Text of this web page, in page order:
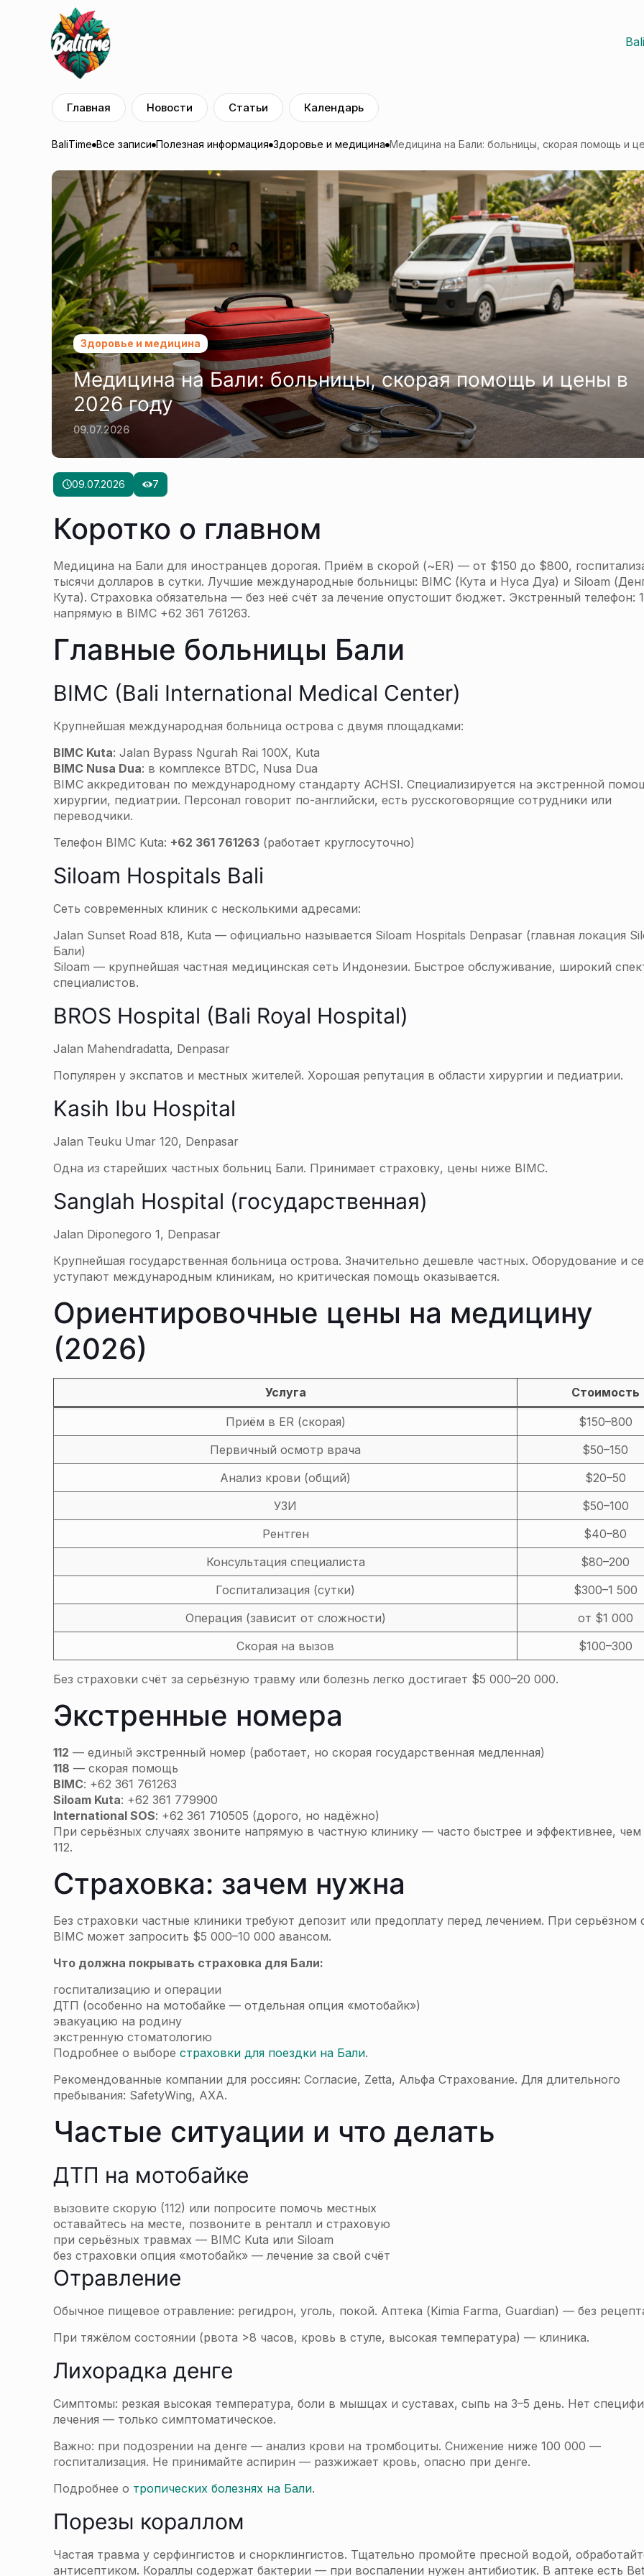
Главная Новости Статьи Календарь
BaliTime Все записи Полезная информация Здоровье и медицина Медицина на Бали: больницы, скорая помощь и
Здоровье и медицина
Медицина на Бали: больницы, скорая помощь и цены в
2026 году
09.07.2026
09.07.2026 7
Коротко о главном
Медицина на Бали для иностранцев дорогая. Приём в скорой (~ER) — от $150 до $800,
тысячи долларов в сутки. Лучшие международные больницы: BIMC (Кута и Нуса Дуа) и Siloam
Кута). Страховка обязательна — без неё счёт за лечение опустошит бюджет. Экстренный телефон:
напрямую в BIMC +62 361 761263.
Главные больницы Бали
BIMC (Bali International Medical Center)
Крупнейшая международная больница острова с двумя площадками:
BIMC Kuta: Jalan Bypass Ngurah Rai 100X, Kuta
BIMC Nusa Dua: в комплексе BTDC, Nusa Dua
BIMC аккредитован по международному стандарту ACHSI. Специализируется на экстренной
хирургии, педиатрии. Персонал говорит по-английски, есть русскоговорящие сотрудники или
переводчики.
Телефон BIMC Kuta: +62 361 761263 (работает круглосуточно)
Siloam Hospitals Bali
Сеть современных клиник с несколькими адресами:
Jalan Sunset Road 818, Kuta — официально называется Siloam Hospitals Denpasar (главная локация
Бали)
Siloam — крупнейшая частная медицинская сеть Индонезии. Быстрое обслуживание, широкий
специалистов.
BROS Hospital (Bali Royal Hospital)
Jalan Mahendradatta, Denpasar
Популярен у экспатов и местных жителей. Хорошая репутация в области хирургии и педиатрии.
Kasih Ibu Hospital
Jalan Teuku Umar 120, Denpasar
Одна из старейших частных больниц Бали. Принимает страховку, цены ниже BIMC.
Sanglah Hospital (государственная)
Jalan Diponegoro 1, Denpasar
Крупнейшая государственная больница острова. Значительно дешевле частных. Оборудование и
уступают международным клиникам, но критическая помощь оказывается.
Ориентировочные цены на медицину
(2026)
Услуга Стоимость
Приём в ER (скорая)
$150–800
Первичный осмотр врача
$50–150
Анализ крови (общий)
$20–50
УЗИ
$50–100
Рентген
$40–80
Консультация специалиста
$80–200
Госпитализация (сутки)
$300–1 500
Операция (зависит от сложности)
от $1 000
Скорая на вызов
$100–300
Без страховки счёт за серьёзную травму или болезнь легко достигает $5 000–20 000.
Экстренные номера
112 — единый экстренный номер (работает, но скорая государственная медленная)
118 — скорая помощь
BIMC: +62 361 761263
Siloam Kuta: +62 361 779900
International SOS: +62 361 710505 (дорого, но надёжно)
При серьёзных случаях звоните напрямую в частную клинику — часто быстрее и эффективнее, чем
112.
Страховка: зачем нужна
Без страховки частные клиники требуют депозит или предоплату перед лечением. При серьёзном
BIMC может запросить $5 000–10 000 авансом.
Что должна покрывать страховка для Бали:
госпитализацию и операции
ДТП (особенно на мотобайке — отдельная опция «мотобайк»)
эвакуацию на родину
экстренную стоматологию
Подробнее о выборе страховки для поездки на Бали.
Рекомендованные компании для россиян: Согласие, Zetta, Альфа Страхование. Для длительного
пребывания: SafetyWing, AXA.
Частые ситуации и что делать
ДТП на мотобайке
вызовите скорую (112) или попросите помочь местных
оставайтесь на месте, позвоните в ренталл и страховую
при серьёзных травмах — BIMC Kuta или Siloam
без страховки опция «мотобайк» — лечение за свой счёт
Отравление
Обычное пищевое отравление: регидрон, уголь, покой. Аптека (Kimia Farma, Guardian) — без
При тяжёлом состоянии (рвота >8 часов, кровь в стуле, высокая температура) — клиника.
Лихорадка денге
Симптомы: резкая высокая температура, боли в мышцах и суставах, сыпь на 3–5 день. Нет
лечения — только симптоматическое.
Важно: при подозрении на денге — анализ крови на тромбоциты. Снижение ниже 100 000 —
госпитализация. Не принимайте аспирин — разжижает кровь, опасно при денге.
Подробнее о тропических болезнях на Бали.
Порезы кораллом
Частая травма у серфингистов и снорклингистов. Тщательно промойте пресной водой,
антисептиком. Кораллы содержат бактерии — при воспалении нужен антибиотик. В аптеке есть